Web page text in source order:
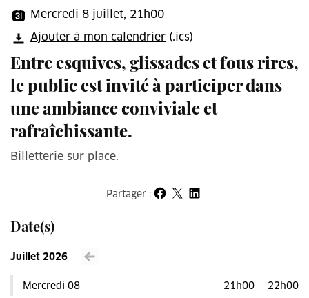
Date(s)
Voir le mois précédent
Juillet 2026
Mercredi 08 21h00 - 22h00
Mercredi 8 juillet, 21h00
Ajouter à mon calendrier (.ics)
Entre esquives, glissades et fous rires,
le public est invité à participer dans
une ambiance conviviale et
rafraîchissante.
Billetterie sur place.
Partager :Partager sur Facebook
Partager sur X
Partager sur LinkedIn